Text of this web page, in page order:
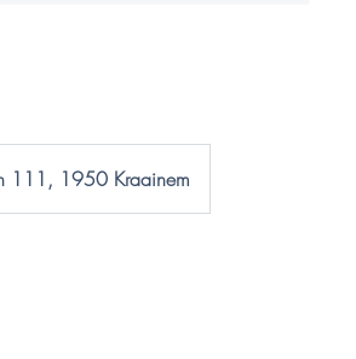
111, 1950 Kraainem